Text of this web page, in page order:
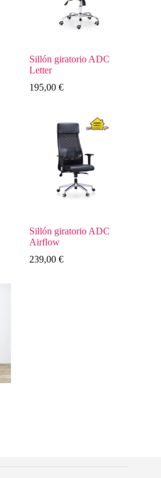
Sillón giratorio ADC
Letter
195,00€
Sillón giratorio ADC
Airflow
239,00€